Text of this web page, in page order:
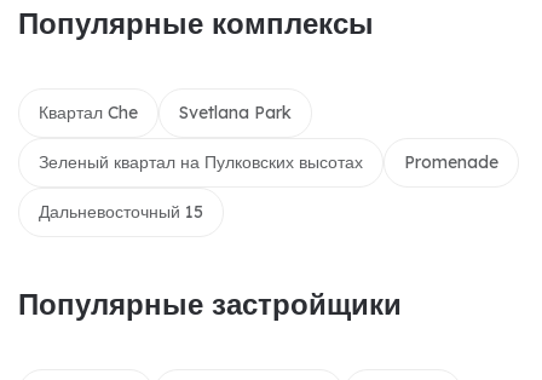
Популярные комплексы
Квартал Che Svetlana Park
Зеленый квартал на Пулковских высотах Promenade
Дальневосточный 15
Популярные застройщики